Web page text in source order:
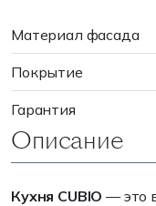
Материал фасада
Покрытие
Гарантия
Описание
Кухня CUBIO — это